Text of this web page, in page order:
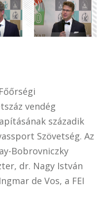
vendég
századik
Szövetség. Az
Bobrovniczky
dr. Nagy István
de Vos, a FEI